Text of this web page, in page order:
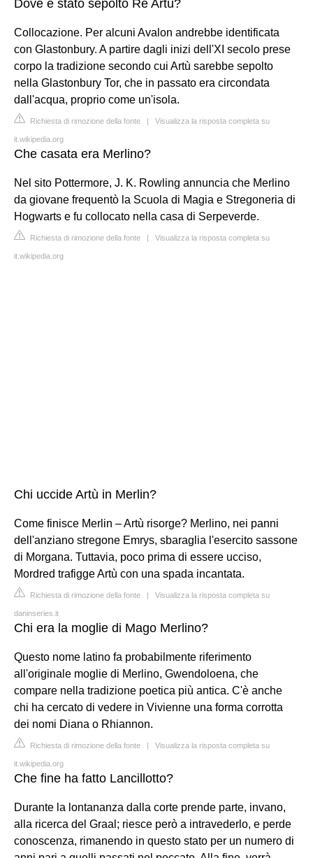
Dove è stato sepolto Re Artù?
Collocazione. Per alcuni Avalon andrebbe identificata
con Glastonbury. A partire dagli inizi dell'XI secolo prese
corpo la tradizione secondo cui Artù sarebbe sepolto
nella Glastonbury Tor, che in passato era circondata
dall'acqua, proprio come un'isola.
Richiesta di rimozione della fonte | Visualizza la risposta completa su
it.wikipedia.org
Che casata era Merlino?
Nel sito Pottermore, J. K. Rowling annuncia che Merlino
da giovane frequentò la Scuola di Magia e Stregoneria di
Hogwarts e fu collocato nella casa di Serpeverde.
Richiesta di rimozione della fonte | Visualizza la risposta completa su
it.wikipedia.org
Chi uccide Artù in Merlin?
Come finisce Merlin – Artù risorge? Merlino, nei panni
dell'anziano stregone Emrys, sbaraglia l'esercito sassone
di Morgana. Tuttavia, poco prima di essere ucciso,
Mordred trafigge Artù con una spada incantata.
Richiesta di rimozione della fonte | Visualizza la risposta completa su
daninseries.it
Chi era la moglie di Mago Merlino?
Questo nome latino fa probabilmente riferimento
all'originale moglie di Merlino, Gwendoloena, che
compare nella tradizione poetica più antica. C'è anche
chi ha cercato di vedere in Vivienne una forma corrotta
dei nomi Diana o Rhiannon.
Richiesta di rimozione della fonte | Visualizza la risposta completa su
it.wikipedia.org
Che fine ha fatto Lancillotto?
Durante la lontananza dalla corte prende parte, invano,
alla ricerca del Graal; riesce però a intravederlo, e perde
conoscenza, rimanendo in questo stato per un numero di